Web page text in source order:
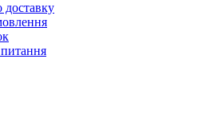
доставку
питання